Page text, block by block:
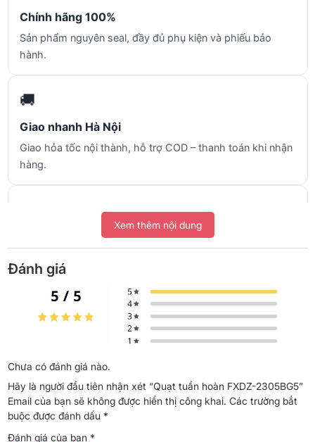
Chính hãng 100%
Sản phẩm nguyên seal, đầy đủ phụ kiện và phiếu bảo
hành.
🚚
Giao nhanh Hà Nội
Giao hỏa tốc nội thành, hỗ trợ COD – thanh toán khi nhận
hàng.
Bảo hành & đổi trả
tâm.
Thông số kỹ thuật
Thương hiệu
Model FXDZ-2305BG5
Xem thêm nội dung
Đánh giá
Chưa có đánh giá nào.
Hãy là người đầu tiên nhận xét “Quạt tuần hoàn FXDZ-2305BG5”
Email của bạn sẽ không được hiển thị công khai. Các trường bắt
buộc được đánh dấu *
Đánh giá của bạn *